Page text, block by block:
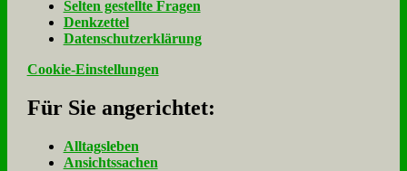
Sel­ten ge­stell­te Fra­gen
Denk­zet­tel
Da­ten­schutz­er­klä­rung
Cookie-Einstellungen
Für Sie an­ge­rich­tet:
Alltagsleben
Ansichtssachen